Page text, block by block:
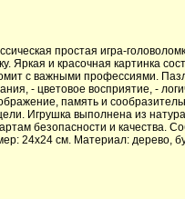
простая игра-
Яркая и красочная картинка
с важными профессиями.
- цветовое восприятие, -
память и
Игрушка выполнена из
безопасности и качества.
24х24 см. Материал: дерево,